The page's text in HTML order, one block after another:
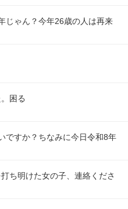
じゃん？今年26歳の人は再来
困る
ですか？ちなみに今日令和8年
ち明けた女の子、連絡くださ